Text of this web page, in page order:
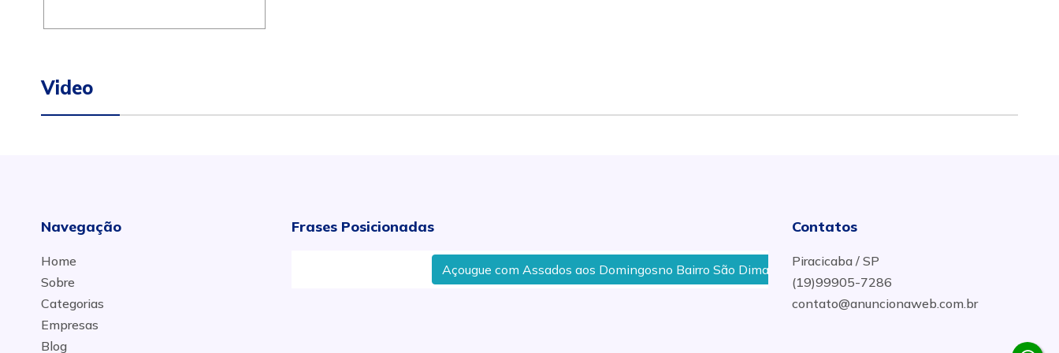
Video
Navegação
Home
Sobre
Categorias
Empresas
Blog
Frases Posicionadas
Açougue com Assados aos Domingosno Bairro São Dimas em Piracicaba Delivery de Açougue no Bairro
Contatos
Piracicaba / SP
(19)99905-7286
contato@anuncionaweb.com.br